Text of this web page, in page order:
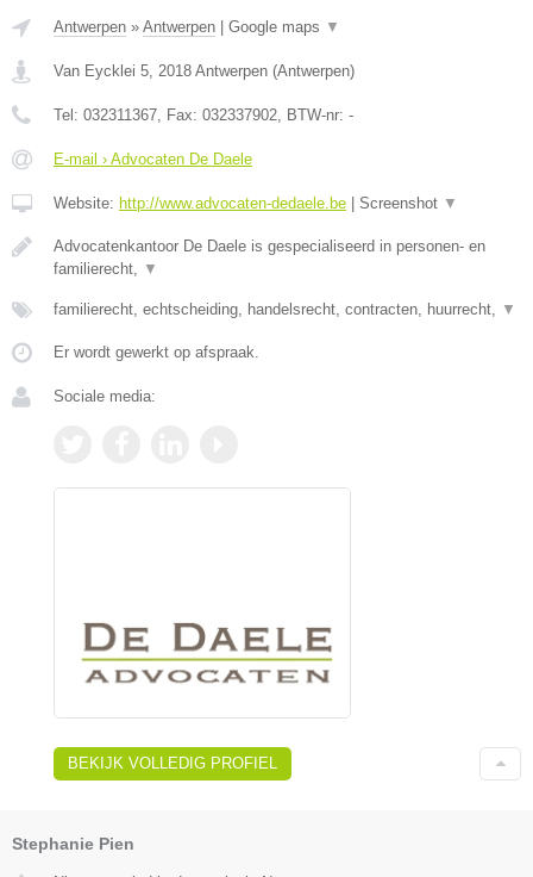
Antwerpen » Antwerpen | Google maps ▼
Van Eycklei 5 2018 Antwerpen (Antwerpen)
Tel: 032311367 , Fax: 032337902 , BTW-nr: -
E-mail › Advocaten De Daele
Website: http://www.advocaten-dedaele.be | Screenshot ▼
Advocatenkantoor De Daele is gespecialiseerd in personen- en
familierecht,
▼
familierecht, echtscheiding, handelsrecht, contracten, huurrecht, ▼
Er wordt gewerkt op afspraak.
Sociale media:
BEKIJK VOLLEDIG PROFIEL
Stephanie Pien